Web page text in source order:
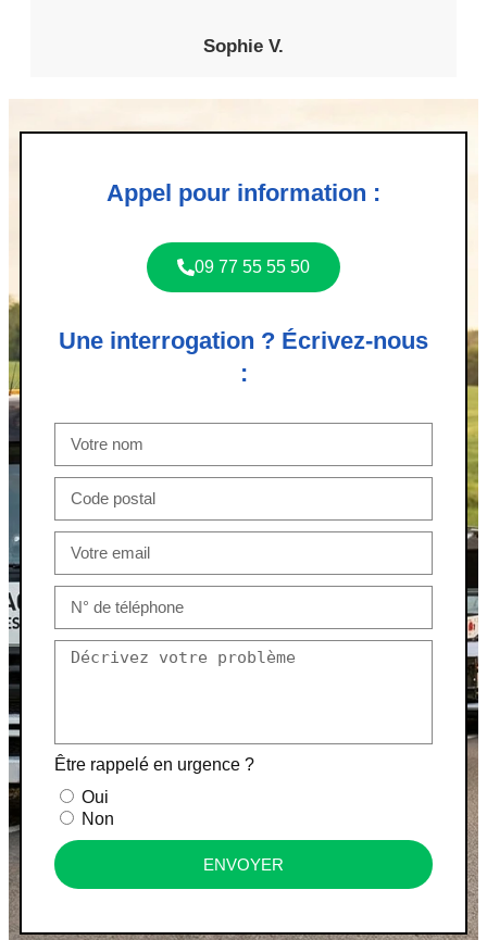
Sophie V.
Appel pour information :
09 77 55 55 50
Une interrogation ? Écrivez-nous
:
Être rappelé en urgence ?
Oui
Non
ENVOYER